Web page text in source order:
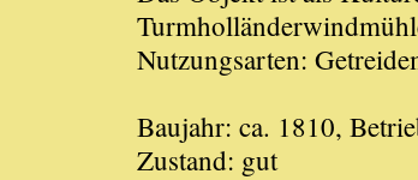
Nutzungsarten:
Baujahr: ca. 1810,
Zustand: gut